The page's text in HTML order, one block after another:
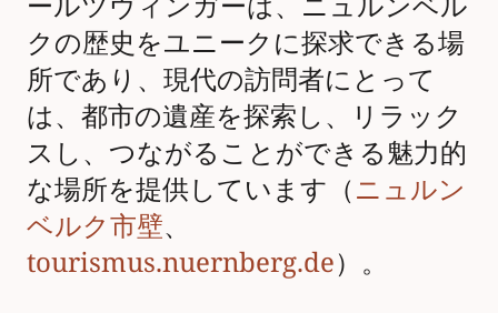
クの歴史をユニークに探求できる場
所であり、現代の訪問者にとって
は、都市の遺産を探索し、リラック
スし、つながることができる魅力的
な場所を提供しています（ニュルン
ベルク市壁、
tourismus.nuernberg.de）。